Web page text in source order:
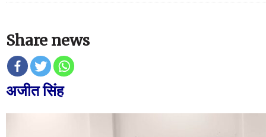
Share news
अजीत सिंह